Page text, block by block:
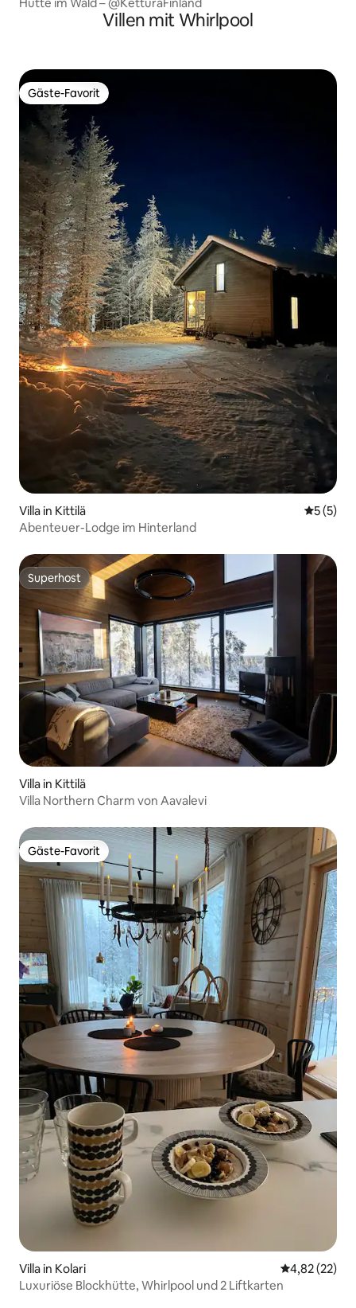
Villen mit Whirlpool
Gäste-Favorit
Gäste-Favorit
Villa in Kittilä
5 (5)
Abenteuer-Lodge im Hinterland
Superhost
Superhost
Villa in Kittilä
Villa Northern Charm von Aavalevi
Gäste-Favorit
Gäste-Favorit
Villa in Kolari
4,82 (22)
Luxuriöse Blockhütte, Whirlpool und 2 Liftkarten